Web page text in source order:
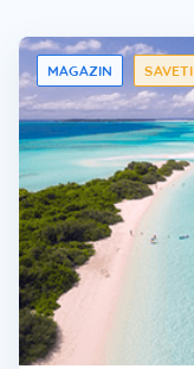
MAGAZIN SAVETI